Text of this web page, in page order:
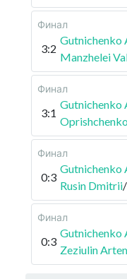
Финал
3:2
Gutnichenko
Manzhelei
Финал
3:1
Gutnichenko
Финал
0:3
Gutnichenko
Rusin Dmitrii/
Финал
0:3
Gutnichenko
Zeziulin